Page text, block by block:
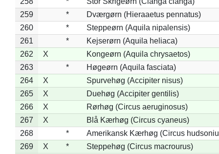
259
*
Dværgørn (Hieraaetus pennatus)
260
*
Steppeørn (Aquila nipalensis)
261
*
Kejserørn (Aquila heliaca)
262
X
Kongeørn (Aquila chrysaetos)
263
*
Høgeørn (Aquila fasciata)
264
X
Spurvehøg (Accipiter nisus)
265
X
Duehøg (Accipiter gentilis)
266
X
Rørhøg (Circus aeruginosus)
267
X
Blå Kærhøg (Circus cyaneus)
268
*
Amerikansk Kærhøg (Circus
269
X *
Steppehøg (Circus macrourus)